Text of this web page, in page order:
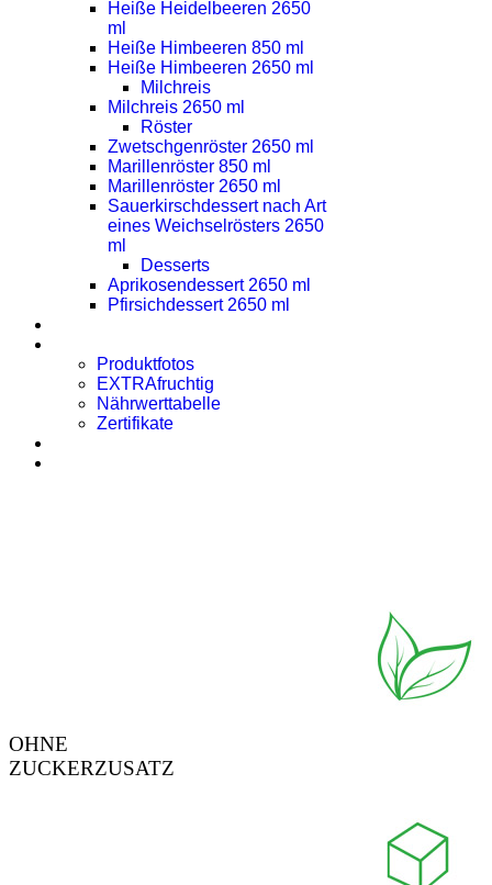
Heiße Heidelbeeren 2650
ml
Heiße Himbeeren 850 ml
Heiße Himbeeren 2650 ml
Milchreis
Milchreis 2650 ml
Röster
Zwetschgenröster 2650 ml
Marillenröster 850 ml
Marillenröster 2650 ml
Sauerkirschdessert nach Art
eines Weichselrösters 2650
ml
Desserts
Aprikosendessert 2650 ml
Pfirsichdessert 2650 ml
Produktfotos
EXTRAfruchtig
Nährwerttabelle
Zertifikate
OHNE
ZUCKERZUSATZ